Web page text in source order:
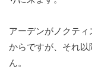
アーデンがノクテ
からですが、それ
ん。